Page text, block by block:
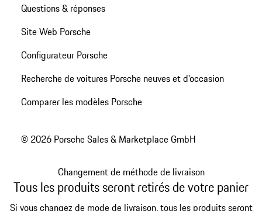
Questions & réponses
Site Web Porsche
Configurateur Porsche
Recherche de voitures Porsche neuves et d'occasion
Comparer les modèles Porsche
© 2026 Porsche Sales & Marketplace GmbH
Changement de méthode de livraison
Tous les produits seront retirés de votre panier
Si vous changez de mode de livraison, tous les produits seront